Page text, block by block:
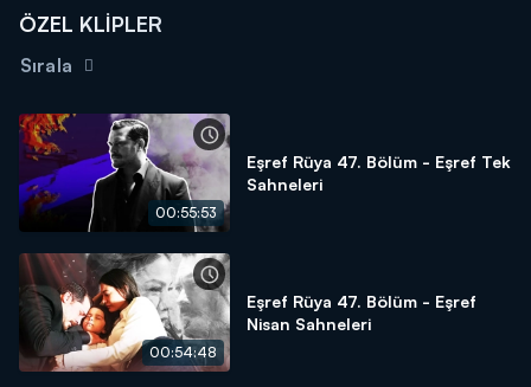
ÖZEL KLİPLER
Sırala
00:55:53
Eşref Rüya 47. Bölüm - Eşref Tek
Sahneleri
00:54:48
Eşref Rüya 47. Bölüm - Eşref
Nisan Sahneleri